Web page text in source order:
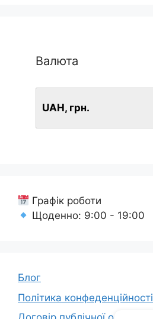
Валюта
UAH, грн.
Графік роботи
Щоденно: 9:00 - 19:00
Блог
Політика конфеденційності